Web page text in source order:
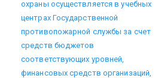
охраны осуществляется в учебных
центрах Государственной
противопожарной службы за счет
средств бюджетов
соответствующих уровней,
финансовых средств организаций,